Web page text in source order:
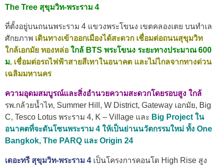
The Tree สุขุมวิท-พระราม 4
ที่ตั้งอยู่บนถนนพระราม 4 แขวงพระโขนง เขตคลองเตย บนทำเล
ศักยภาพ เดินทางเข้าออกเมืองได้สะดวก เชื่อมต่อถนนสุขุมวิท
ใกล้เอกมัย ทองหล่อ ใกล้ BTS พระโขนง ระยะทางประมาณ 600
ม. เชื่อมต่อรถไฟฟ้าสายสีเทาในอนาคต และไม่ไกลจากทางด่วน
เฉลิมมหานคร
ความอุดมสมบูรณ์และสิ่งอำนวยความสะดวกโดยรอบสูง ใกล้
รพ.กล้วยน้ำไท, Summer Hill, W District, Gateway เอกมัย, Big
C, Tesco Lotus พระราม 4, K – Village และ Big Project ใน
อนาคตที่จะดันโซนพระราม 4 ให้เป็นย่านนวัตกรรมใหม่ ทั้ง One
Bangkok, The PARQ และ Origin 24
เดอะทรี สุขุมวิท-พระราม 4 เป็นโครงการคอนโด High Rise สูง